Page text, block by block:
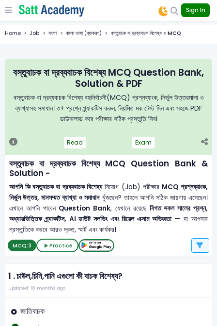
Sign In
Home Job বাংলা বাংলা ভাষা (ব্যাকরণ) বস্তুবাচক বা দ্রব্যবাচক বিশেষ্য > MCQ
বস্তুবাচক বা দ্রব্যবাচক বিশেষ্য MCQ Question Bank,
Solution & PDF
বস্তুবাচক বা দ্রব্যবাচক বিশেষ্য বহুনির্বাচনী(MCQ) প্রশ্নব্যাংক, নির্ভুল উত্তরমালা ও
ব্যাখ্যাসহ সমাধান। ৩+ প্রশ্নে প্র্যাকটিস করুন, নিয়মিত মক টেস্ট দিন এবং সহজে PDF
ডাউনলোড করে পরীক্ষার সঠিক প্রস্তুতি নিন।
Read Exam
বস্তুবাচক বা দ্রব্যবাচক বিশেষ্য MCQ Question Bank &
Solution -
আপনি কি বস্তুবাচক বা দ্রব্যবাচক বিশেষ্যনিয়োগ (Job) পরীক্ষার MCQ প্রশ্নব্যাংক,
নির্ভুল উত্তর, মানসম্মত ব্যাখ্যা ও সমাধানখুঁজছেন? তাহলে আপনি সঠিক জায়গায় এসেছেন।
এখানে আপনি পাবেন Question Bank, যেখানে রয়েছে বিগত সকল সালের প্রশ্ন,
অধ্যায়ভিত্তিক প্র্যাকটিস, AI ডাউট সলভিং এবং রিয়েল এক্সাম অভিজ্ঞতা— যা আপনার
প্রস্তুতিকে করবে আরও দ্রুত, স্মার্ট এবং কার্যকর।
MCQ:3 Practice
1 .চাউল,চিনি,পানি এগুলাে কী বাচক বিশেষ্য?
Updated: 10 months ago
জাতিবাচক